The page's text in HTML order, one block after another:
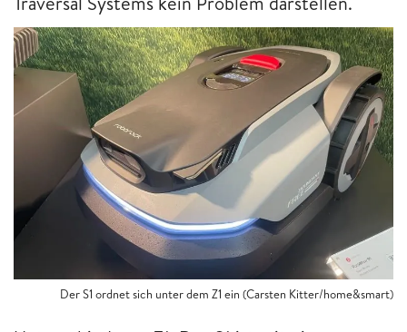
Der S1 ordnet sich unter dem Z1 ein (Carsten Kitter/home&smart)